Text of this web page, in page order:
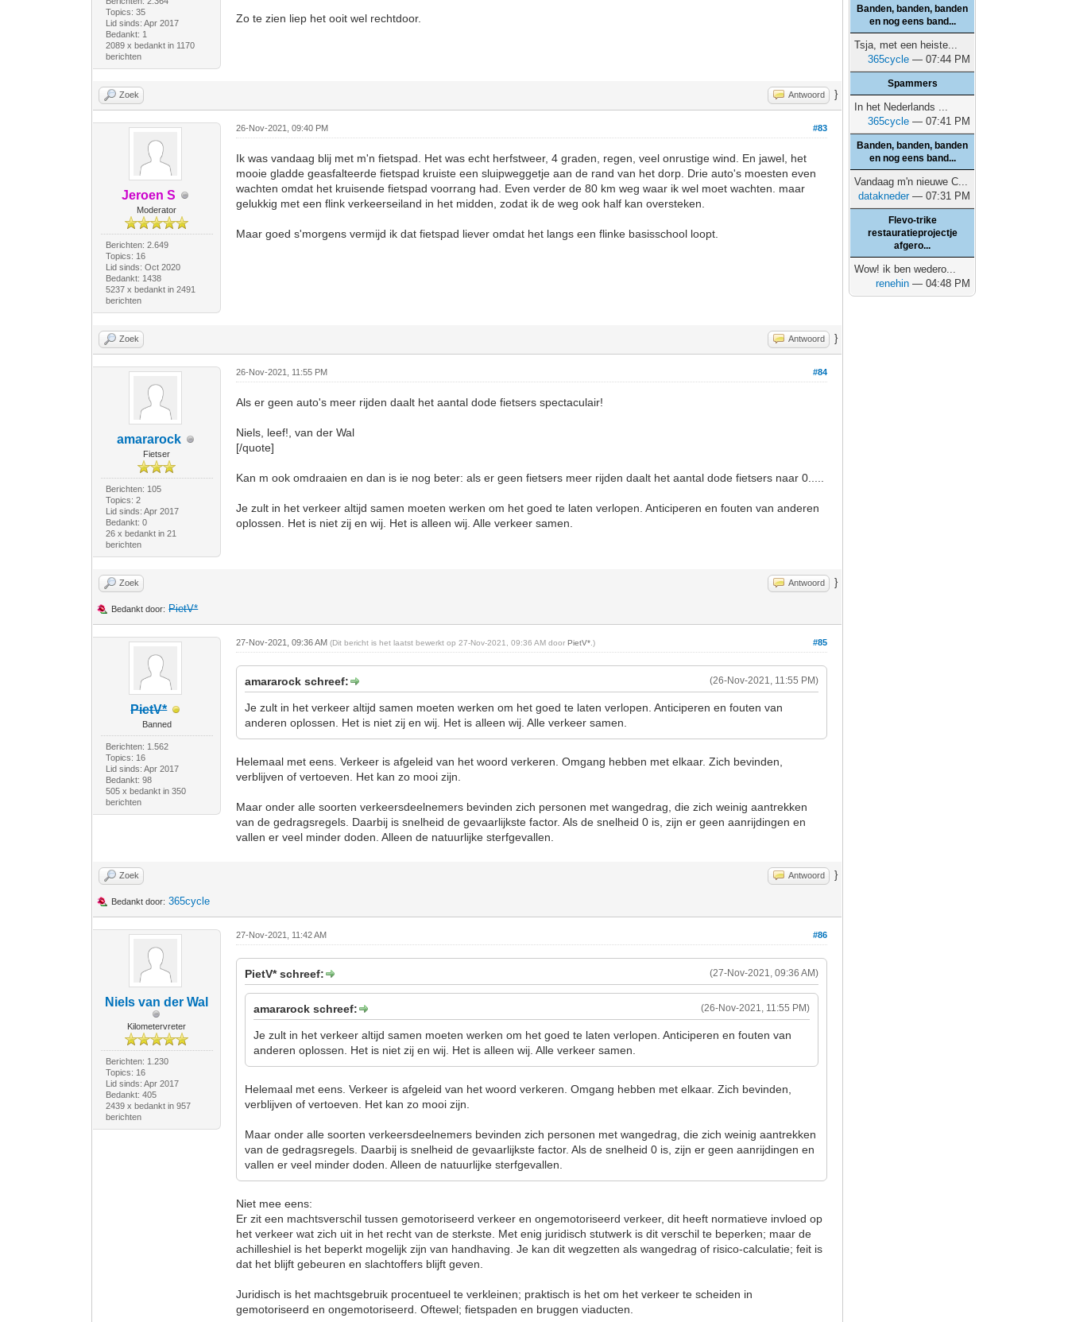
Topics: 35
Lid sinds: Apr 2017
Bedankt: 1
2089 x bedankt in 1170
berichten
Zo te zien liep het ooit wel rechtdoor.
Zoek Antwoord }
Jeroen S
Moderator
Berichten: 2.649
Topics: 16
Lid sinds: Oct 2020
Bedankt: 1438
5237 x bedankt in 2491
berichten
#83
26-Nov-2021, 09:40 PM
Ik was vandaag blij met m'n fietspad. Het was echt herfstweer, 4 graden, regen, veel onrustige wind. En jawel, het
mooie gladde geasfalteerde fietspad kruiste een sluipweggetje aan de rand van het dorp. Drie auto's moesten even
wachten omdat het kruisende fietspad voorrang had. Even verder de 80 km weg waar ik wel moet wachten. maar
gelukkig met een flink verkeerseiland in het midden, zodat ik de weg ook half kan oversteken.
Maar goed s'morgens vermijd ik dat fietspad liever omdat het langs een flinke basisschool loopt.
Zoek Antwoord }
amararock
Fietser
Berichten: 105
Topics: 2
Lid sinds: Apr 2017
Bedankt: 0
26 x bedankt in 21
berichten
#84
26-Nov-2021, 11:55 PM
Als er geen auto's meer rijden daalt het aantal dode fietsers spectaculair!
Niels, leef!, van der Wal
[/quote]
Kan m ook omdraaien en dan is ie nog beter: als er geen fietsers meer rijden daalt het aantal dode fietsers naar 0.....
Je zult in het verkeer altijd samen moeten werken om het goed te laten verlopen. Anticiperen en fouten van anderen
oplossen. Het is niet zij en wij. Het is alleen wij. Alle verkeer samen.
Zoek Antwoord }
Bedankt door: PietV*
PietV*
Banned
Berichten: 1.562
Topics: 16
Lid sinds: Apr 2017
Bedankt: 98
505 x bedankt in 350
berichten
#85
27-Nov-2021, 09:36 AM(Dit bericht is het laatst bewerkt op 27-Nov-2021, 09:36 AM doorPietV* .)
(26-Nov-2021, 11:55 PM)
amararock schreef:
Je zult in het verkeer altijd samen moeten werken om het goed te laten verlopen. Anticiperen en fouten van
anderen oplossen. Het is niet zij en wij. Het is alleen wij. Alle verkeer samen.
Helemaal met eens. Verkeer is afgeleid van het woord verkeren. Omgang hebben met elkaar. Zich bevinden,
verblijven of vertoeven. Het kan zo mooi zijn.
Maar onder alle soorten verkeersdeelnemers bevinden zich personen met wangedrag, die zich weinig aantrekken
van de gedragsregels. Daarbij is snelheid de gevaarlijkste factor. Als de snelheid 0 is, zijn er geen aanrijdingen en
vallen er veel minder doden. Alleen de natuurlijke sterfgevallen.
Zoek Antwoord }
Bedankt door: 365cycle
Niels van der Wal
Kilometervreter
Berichten: 1.230
Topics: 16
Lid sinds: Apr 2017
Bedankt: 405
2439 x bedankt in 957
berichten
#86
27-Nov-2021, 11:42 AM
(27-Nov-2021, 09:36 AM)
PietV* schreef:
(26-Nov-2021, 11:55 PM)
amararock schreef:
Je zult in het verkeer altijd samen moeten werken om het goed te laten verlopen. Anticiperen en fouten van
anderen oplossen. Het is niet zij en wij. Het is alleen wij. Alle verkeer samen.
Helemaal met eens. Verkeer is afgeleid van het woord verkeren. Omgang hebben met elkaar. Zich bevinden,
verblijven of vertoeven. Het kan zo mooi zijn.
Maar onder alle soorten verkeersdeelnemers bevinden zich personen met wangedrag, die zich weinig aantrekken
van de gedragsregels. Daarbij is snelheid de gevaarlijkste factor. Als de snelheid 0 is, zijn er geen aanrijdingen en
vallen er veel minder doden. Alleen de natuurlijke sterfgevallen.
Niet mee eens:
Er zit een machtsverschil tussen gemotoriseerd verkeer en ongemotoriseerd verkeer, dit heeft normatieve invloed op
het verkeer wat zich uit in het recht van de sterkste. Met enig juridisch stutwerk is dit verschil te beperken; maar de
achilleshiel is het beperkt mogelijk zijn van handhaving. Je kan dit wegzetten als wangedrag of risico-calculatie; feit is
dat het blijft gebeuren en slachtoffers blijft geven.
Juridisch is het machtsgebruik procentueel te verkleinen; praktisch is het om het verkeer te scheiden in
gemotoriseerd en ongemotoriseerd. Oftewel; fietspaden en bruggen viaducten.
Banden, banden, banden
en nog eens band...
Tsja, met een heiste...
365cycle — 07:44 PM
Spammers
In het Nederlands ...
365cycle — 07:41 PM
Banden, banden, banden
en nog eens band...
Vandaag m'n nieuwe C...
datakneder— 07:31 PM
Flevo-trike
restauratieprojectje
afgero...
Wow! ik ben wedero...
renehin — 04:48 PM